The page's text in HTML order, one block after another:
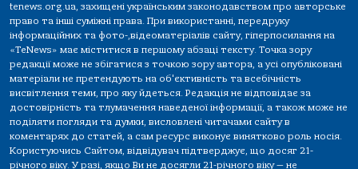
tenews.org.ua, захищені українським законодавством про авторське
право та інші суміжні права. При використанні, передруку
інформаційних та фото-,відеоматеріалів сайту, гіперпосилання на
«TeNews» має міститися в першому абзаці тексту. Точка зору
редакції може не збігатися з точкою зору автора, а усі опубліковані
матеріали не претендують на об'єктивність та всебічність
висвітлення теми, про яку йдеться. Редакція не відповідає за
достовірність та тлумачення наведеної інформації, а також може не
поділяти погляди та думки, висловлені читачами сайту в
коментарях до статей, а сам ресурс виконує винятково роль носія.
Користуючись Сайтом, відвідувач підтверджує, що досяг 21-
річного віку. У разі, якщо Ви не досягли 21-річного віку — не